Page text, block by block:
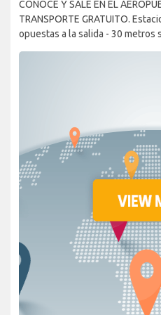
CONOCE Y SALE EN EL
TRANSPORTE GRATUITO.
opuestas a la salida - 30 metros